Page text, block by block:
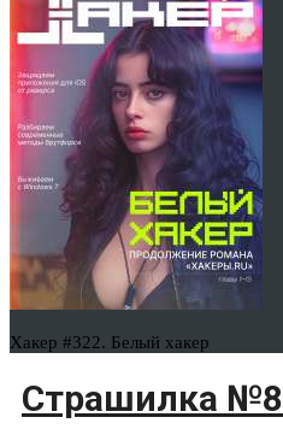
Хакер #322. Белый хакер
Страшилка №8